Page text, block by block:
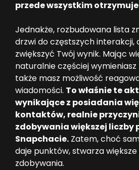
przede wszystkim
Jednakże, rozbudowana lista
drzwi do częstszych interakcji,
zwiększyć Twój wynik. Mając
naturalnie częściej wymieniasz
także masz możliwość
wiadomości. To właśnie te
wynikające z posiadania
kontaktów, realnie
zdobywania większej liczby
Snapchacie. Zatem, choć
daje punktów, stwarza
zdobywania.